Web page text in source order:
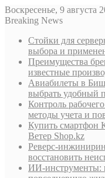
Воскресенье, 9 августа
Breaking News
Стойки для
выбора и
Преимущества
известные
Авиабилеты в
выбрать удобный
Контроль
методы учета и
Купить смартфон
Ветер Shop.kz
Реверс-
восстановить
ИИ-инструменты: